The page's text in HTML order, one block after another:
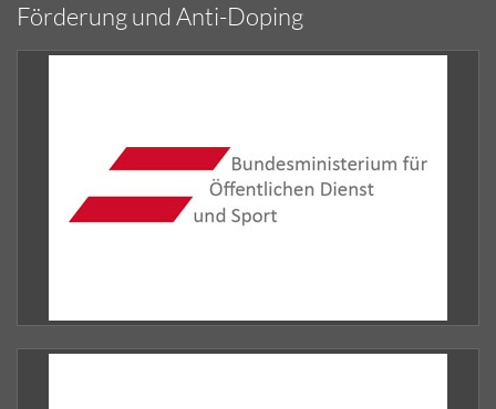
Förderung und Anti-Doping